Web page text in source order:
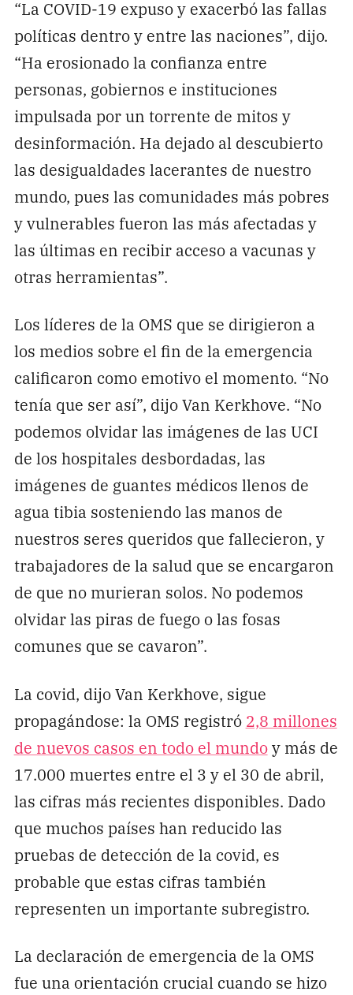
“La COVID-19 expuso y exacerbó las fallas
políticas dentro y entre las naciones”, dijo.
“Ha erosionado la confianza entre
personas, gobiernos e instituciones
impulsada por un torrente de mitos y
desinformación. Ha dejado al descubierto
las desigualdades lacerantes de nuestro
mundo, pues las comunidades más pobres
y vulnerables fueron las más afectadas y
las últimas en recibir acceso a vacunas y
otras herramientas”.
Los líderes de la OMS que se dirigieron a
los medios sobre el fin de la emergencia
calificaron como emotivo el momento. “No
tenía que ser así”, dijo Van Kerkhove. “No
podemos olvidar las imágenes de las UCI
de los hospitales desbordadas, las
imágenes de guantes médicos llenos de
agua tibia sosteniendo las manos de
nuestros seres queridos que fallecieron, y
trabajadores de la salud que se encargaron
de que no murieran solos. No podemos
olvidar las piras de fuego o las fosas
comunes que se cavaron”.
La covid, dijo Van Kerkhove, sigue
propagándose: la OMS registró 2,8 millones
de nuevos casos en todo el mundoy más de
17.000 muertes entre el 3 y el 30 de abril,
las cifras más recientes disponibles. Dado
que muchos países han reducido las
pruebas de detección de la covid, es
probable que estas cifras también
representen un importante subregistro.
La declaración de emergencia de la OMS
fue una orientación crucial cuando se hizo